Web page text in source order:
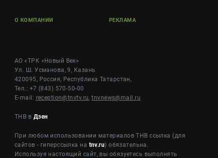
О КОМПАНИИ РЕКЛАМА
АО «ТРК «Новый Век»
Ул. Ш. Усманова, 9, Казань
420095, Россия, Республика Татарстан,
Тел.: +7 (843) 570-50-00
E-mail: reception@tnvtv.ru,tnvnews@mail.ru
ТНВ в Дзен
При любом использовании материалов ТНВ ссылка (для
сайтов - гиперссылка на tnv.ru) обязательна.
Используя настоящий сайт, вы обязуетесь выполнять